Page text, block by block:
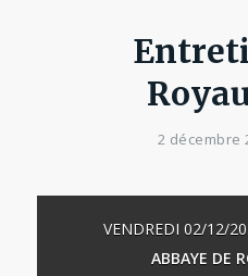
2 décembre
VENDREDI 02/12/
ABBAYE DE